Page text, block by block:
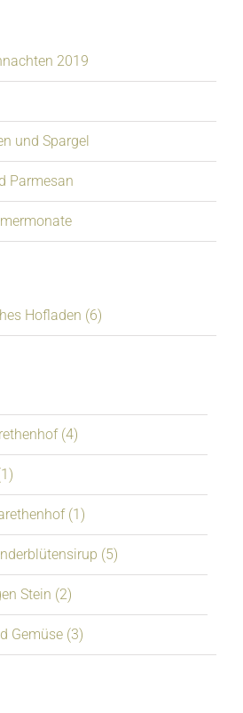
2019
und Spargel
Parmesan
Hofladen (6)
(4)
(1)
(5)
Stein (2)
Gemüse (3)